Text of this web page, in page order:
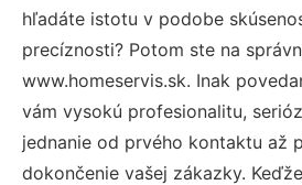
hľadáte istotu v podobe
precíznosti? Potom ste na
www.homeservis.sk. Inak
vám vysokú profesionalitu,
jednanie od prvého kontaktu až
dokončenie vašej zákazky.